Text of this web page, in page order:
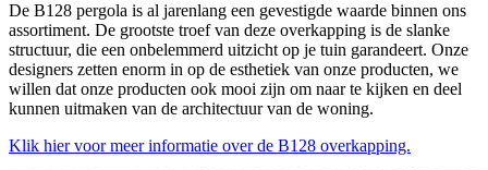
De B128 pergola is al jarenlang een gevestigde waarde binnen ons
assortiment. De grootste troef van deze overkapping is de slanke
structuur, die een onbelemmerd uitzicht op je tuin garandeert. Onze
designers zetten enorm in op de esthetiek van onze producten, we
willen dat onze producten ook mooi zijn om naar te kijken en deel
kunnen uitmaken van de architectuur van de woning.
Klik hier voor meer informatie over de B128 overkapping.